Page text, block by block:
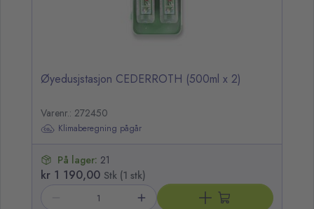
Øyedusjstasjon CEDERROTH (500ml x 2)
Varenr.: 272450
Klimaberegning pågår
På lager: 21
kr 1 190,00 Stk (1 stk)